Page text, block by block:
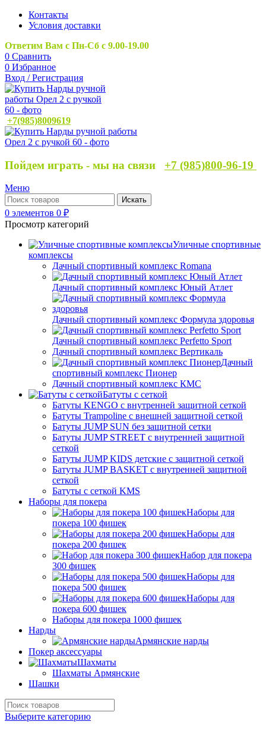
Контакты
Условия доставки
Ответим Вам с Пн-Сб с 9.00-19.00
0 Сравнить
0 Избранное
Вход / Регистрация
+7(985)8009619
Пойдем играть - мы на связи +7 (985)800-96-19
Меню
Искать
0 элементов 0 ₽
Просмотр категорий
Уличные спортивные
комплексы
Дачный спортивный комплекс Romana
Дачный спортивный комплекс Юный Атлет
Дачный спортивный комплекс Формула здоровья
Дачный спортивный комплекс Perfetto Sport
Дачный спортивный комплекс Вертикаль
Дачный
спортивный комплекс Пионер
Дачный спортивный комплекс КМС
Батуты с сеткой
Батуты KENGO с внутренней защитной сеткой
Батуты Trampoline с внешней защитной сеткой
Батуты JUMP SUN без защитной сетки
Батуты JUMP STREET с внутренней защитной
сеткой
Батуты JUMP KIDS детские с защитной сеткой
Батуты JUMP BASKET с внутренней защитной
сеткой
Батуты с сеткой KMS
Наборы для покера
Наборы для
покера 100 фишек
Наборы для
покера 200 фишек
Набор для покера
300 фишек
Наборы для
покера 500 фишек
Наборы для
покера 600 фишек
Наборы для покера 1000 фишек
Нарды
Армянские нарды
Покер аксессуары
Шахматы
Шахматы Армянские
Шашки
Выберите категорию